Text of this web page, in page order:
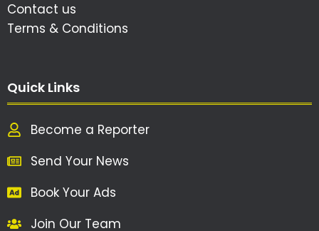
Contact us
Terms & Conditions
Quick Links
Become a Reporter
Send Your News
Book Your Ads
Join Our Team